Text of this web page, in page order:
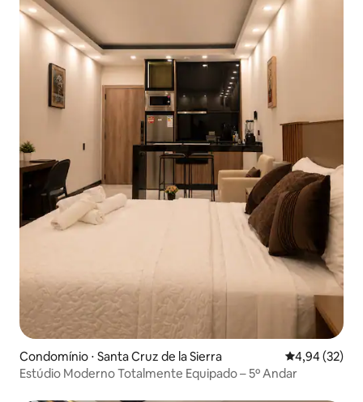
Condomínio ⋅ Santa Cruz de la Sierra 4,94 de uma
4,94 (32)
Estúdio Moderno Totalmente Equipado – 5º Andar